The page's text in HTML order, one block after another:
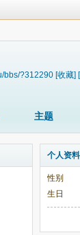
bbs/?312290 [收藏]
主题
个人资料
性别
生日